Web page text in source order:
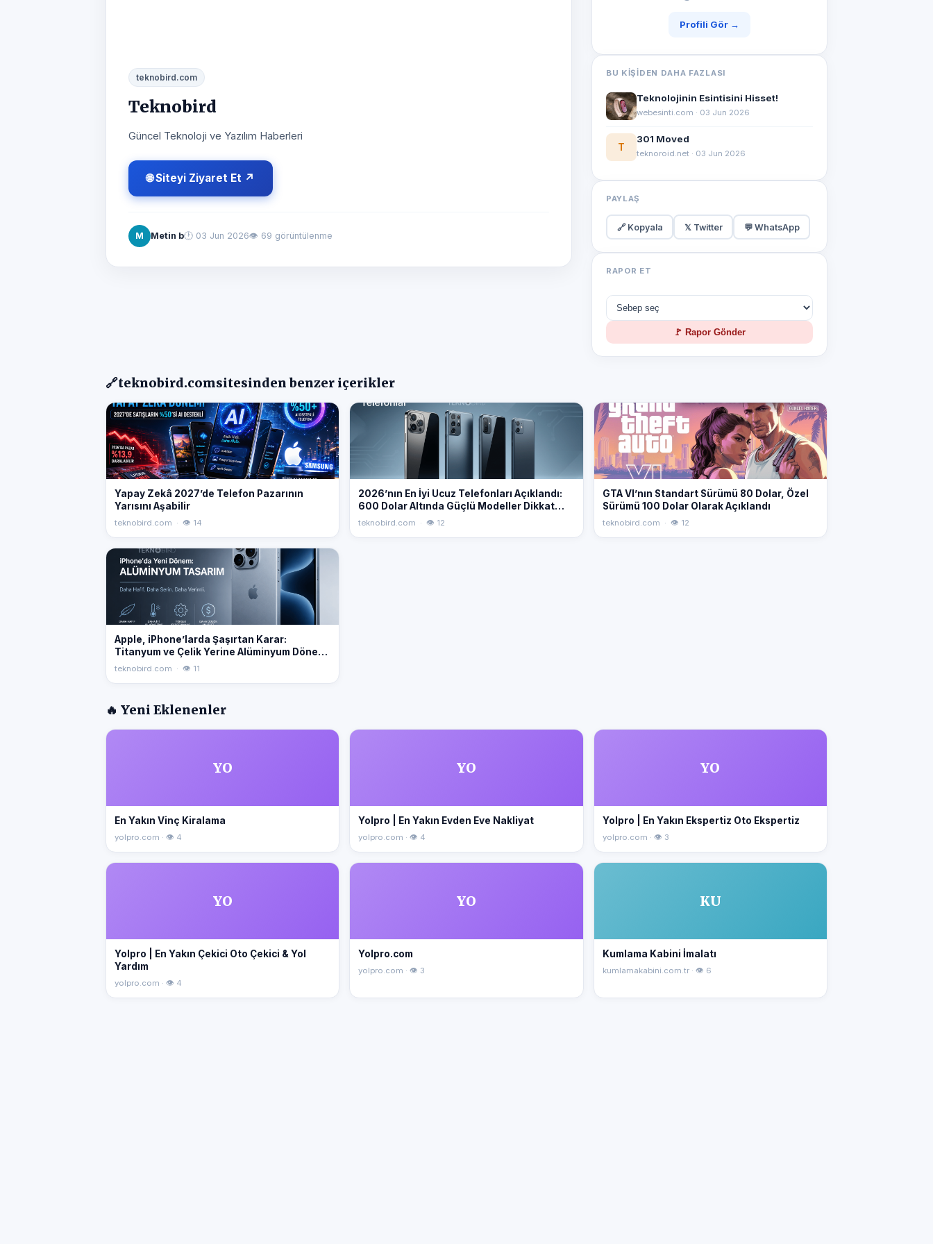
teknobird.com
Teknobird
Güncel Teknoloji ve Yazılım Haberleri
🌐 Siteyi Ziyaret Et ↗
M Metin b🕐 03 Jun 2026👁 69 görüntülenme
Profili Gör →
BU KIŞIDEN DAHA FAZLASI
Teknolojinin Esintisini Hisset!
webesinti.com · 03 Jun 2026
T
301 Moved
teknoroid.net · 03 Jun 2026
PAYLAŞ
🔗 Kopyala 𝕏 Twitter 💬 WhatsApp
RAPOR ET
🚩 Rapor Gönder
🔗teknobird.comsitesinden benzer içerikler
Yapay Zekâ 2027’de Telefon Pazarının
Yarısını Aşabilir
teknobird.com · 👁 14
2026’nın En İyi Ucuz Telefonları Açıklandı:
600 Dolar Altında Güçlü Modeller Dikkat
Çekiyor
teknobird.com · 👁 12
GTA VI’nın Standart Sürümü 80 Dolar, Özel
Sürümü 100 Dolar Olarak Açıklandı
teknobird.com · 👁 12
Apple, iPhone’larda Şaşırtan Karar:
Titanyum ve Çelik Yerine Alüminyum Dönemi
Başladı
teknobird.com · 👁 11
🔥 Yeni Eklenenler
YO
En Yakın Vinç Kiralama
yolpro.com · 👁 4
YO
Yolpro | En Yakın Evden Eve Nakliyat
yolpro.com · 👁 4
YO
Yolpro | En Yakın Ekspertiz Oto Ekspertiz
yolpro.com · 👁 3
YO
Yolpro | En Yakın Çekici Oto Çekici & Yol
Yardım
yolpro.com · 👁 4
YO
Yolpro.com
yolpro.com · 👁 3
KU
Kumlama Kabini İmalatı
kumlamakabini.com.tr · 👁 6